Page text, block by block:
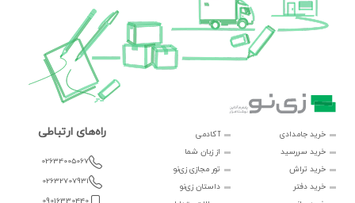
خرید جامدادی
خرید سررسید
خرید تراش
خرید دفتر
آکادمی
از زبان شما
تور مجازی زی‌نو
داستان زی‌نو
راه‌های ارتباطی
02634005067
02632707931
09016330440